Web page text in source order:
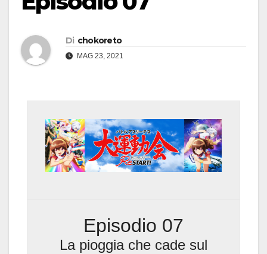
Di chokoreto
MAG 23, 2021
Episodio 07
La pioggia che cade sul